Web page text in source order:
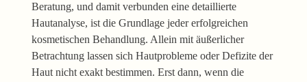
Beratung, und damit verbunden eine detaillierte
Hautanalyse, ist die Grundlage jeder erfolgreichen
kosmetischen Behandlung. Allein mit äußerlicher
Betrachtung lassen sich Hautprobleme oder Defizite der
Haut nicht exakt bestimmen. Erst dann, wenn die